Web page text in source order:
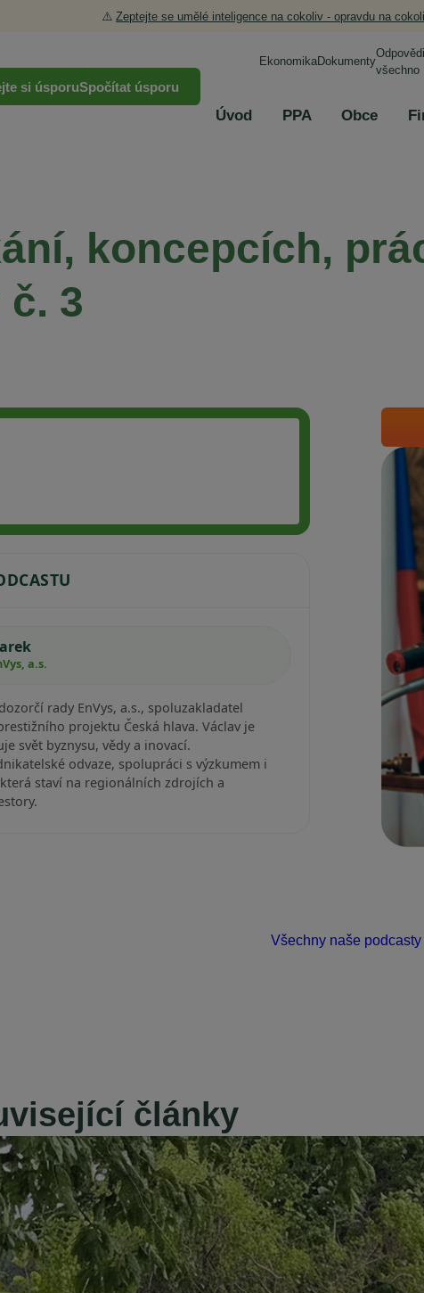
⚠️ Zeptejte se umělé inteligence na cokoliv - opravdu na
si úsporuSpočítat úsporu
EkonomikaDokumenty
všechno
Úvod PPA Obce
koncepcích,
3
a.s.
rady EnVys, a.s., spoluzakladatel
projektu Česká hlava. Václav je
svět byznysu, vědy a inovací.
odvaze, spolupráci s výzkumem i
staví na regionálních zdrojích a
Všechny naše podcasty
články